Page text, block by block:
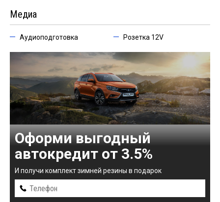
Медиа
Аудиоподготовка Розетка 12V
Оформи выгодный
автокредит от 3.5%
И получи комплект зимней резины в подарок